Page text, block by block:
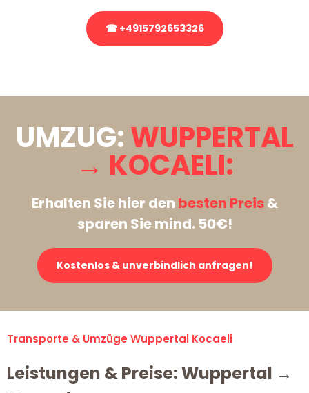
☎ +4915792653326
UMZUG:WUPPERTAL
→ KOCAELI:
Erhalten Sie hier den besten Preis&
sparen Sie mind. 50€!
Kostenlos & unverbindlich anfragen!
Transporte & Umzüge Wuppertal Kocaeli
Leistungen & Preise: Wuppertal →